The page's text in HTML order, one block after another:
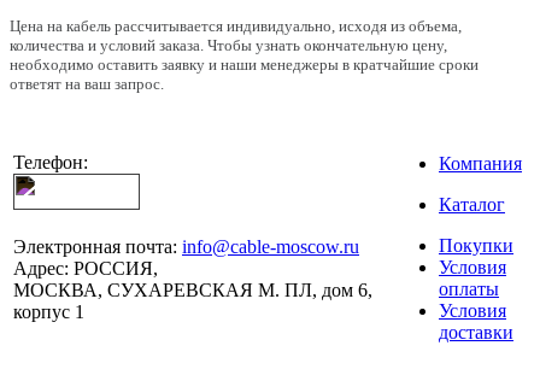
Цена на кабель рассчитывается индивидуально, исходя из объема,
количества и условий заказа. Чтобы узнать окончательную цену,
необходимо оставить заявку и наши менеджеры в кратчайшие сроки
ответят на ваш запрос.
Телефон:
Электронная почта: info@cable-moscow.ru
Адрес: РОССИЯ,
МОСКВА, СУХАРЕВСКАЯ М. ПЛ, дом 6,
корпус 1
Компания
Каталог
Покупки
Условия
оплаты
Условия
доставки